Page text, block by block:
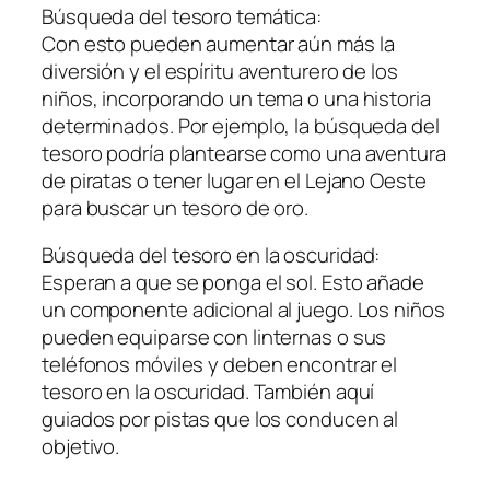
Búsqueda del tesoro temática:
Con esto pueden aumentar aún más la
diversión y el espíritu aventurero de los
niños, incorporando un tema o una historia
determinados. Por ejemplo, la búsqueda del
tesoro podría plantearse como una aventura
de piratas o tener lugar en el Lejano Oeste
para buscar un tesoro de oro.
Búsqueda del tesoro en la oscuridad:
Esperan a que se ponga el sol. Esto añade
un componente adicional al juego. Los niños
pueden equiparse con linternas o sus
teléfonos móviles y deben encontrar el
tesoro en la oscuridad. También aquí
guiados por pistas que los conducen al
objetivo.